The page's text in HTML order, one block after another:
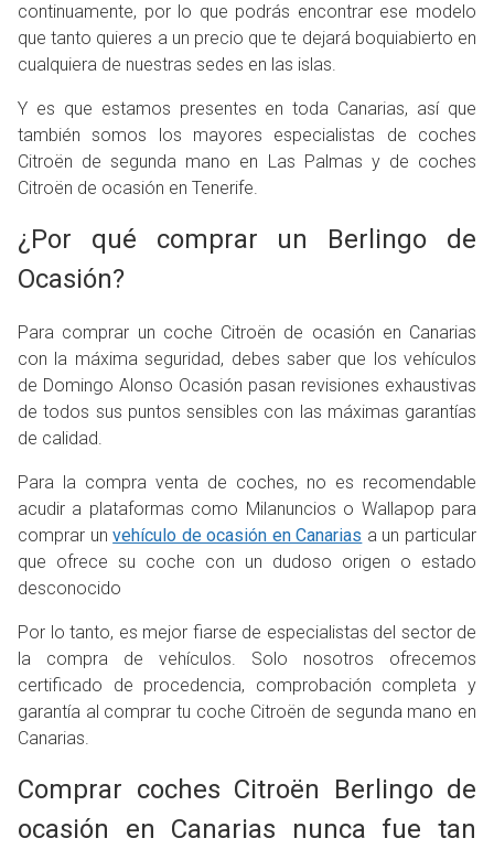
continuamente, por lo que podrás encontrar ese modelo
que tanto quieres a un precio que te dejará boquiabierto en
cualquiera de nuestras sedes en las islas.
Y es que estamos presentes en toda Canarias, así que
también somos los mayores especialistas de coches
Citroën de segunda mano en Las Palmas y de coches
Citroën de ocasión en Tenerife.
¿Por qué comprar un Berlingo de
Ocasión?
Para comprar un coche Citroën de ocasión en Canarias
con la máxima seguridad, debes saber que los vehículos
de Domingo Alonso Ocasión pasan revisiones exhaustivas
de todos sus puntos sensibles con las máximas garantías
de calidad.
Para la compra venta de coches, no es recomendable
acudir a plataformas como Milanuncios o Wallapop para
comprar unvehículo de ocasión en Canarias a un particular
que ofrece su coche con un dudoso origen o estado
desconocido
Por lo tanto, es mejor fiarse de especialistas del sector de
la compra de vehículos. Solo nosotros ofrecemos
certificado de procedencia, comprobación completa y
garantía al comprar tu coche Citroën de segunda mano en
Canarias.
Comprar coches Citroën Berlingo de
ocasión en Canarias nunca fue tan